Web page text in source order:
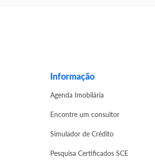
Informação
Agenda Imobilária
Encontre um consultor
Simulador de Crédito
Pesquisa Certificados SCE